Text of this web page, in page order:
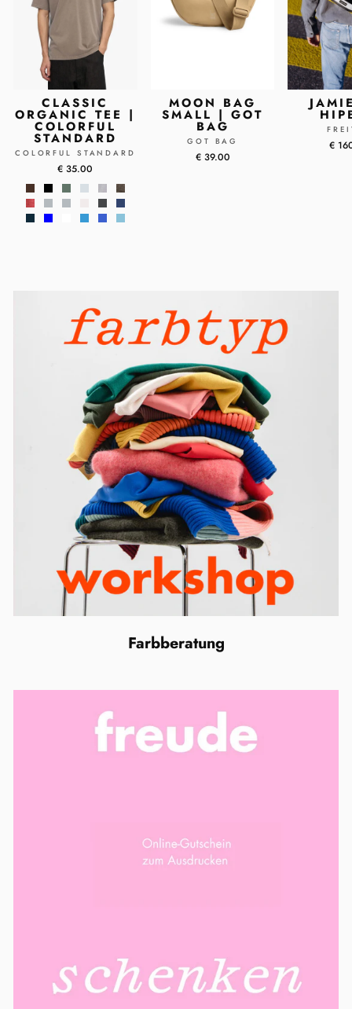
CLASSIC
ORGANIC TEE |
COLORFUL
STANDARD
COLORFUL STANDARD
€ 35.00
MOON BAG
SMALL | GOT
BAG
GOT BAG
€ 39.00
€
Farbberatung